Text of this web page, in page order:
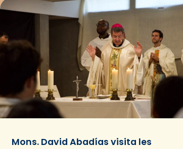
Mons. David Abadías visita les